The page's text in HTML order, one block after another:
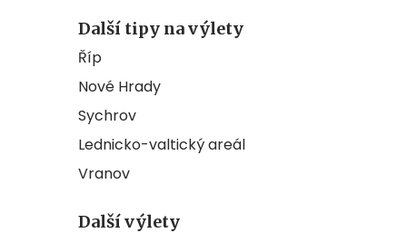
Další tipy na výlety
Říp
Nové Hrady
Sychrov
Lednicko-valtický areál
Vranov
Další výlety